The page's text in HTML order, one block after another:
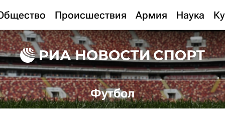
Происшествия Армия Наука
Футбол